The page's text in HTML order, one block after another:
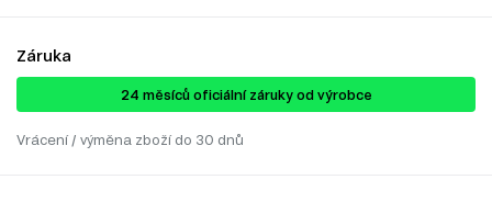
Záruka
24 ​​​​měsíců oficiální záruky od výrobce
Vrácení / výměna zboží do 30 dnů